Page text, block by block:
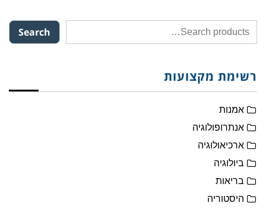
Search
רשימת מקצועות
אמנות
אנתרופולוגיה
ארכיאולוגיה
ביולוגיה
בריאות
היסטוריה